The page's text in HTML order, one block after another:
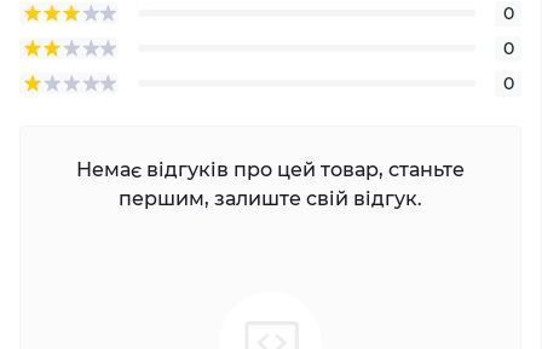
0
0
0
Немає відгуків про цей товар, станьте
першим, залиште свій відгук.